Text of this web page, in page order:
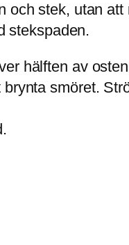
stek, utan
stekspaden.
hälften av
smöret.